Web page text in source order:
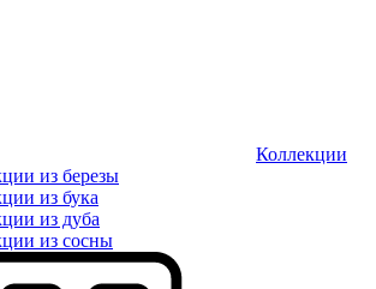
Коллекции
из березы
из бука
из дуба
из сосны